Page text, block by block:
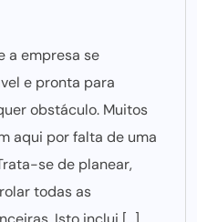
a empresa se
e pronta para
obstáculo. Muitos
aqui por falta de uma
se de planear,
todas as